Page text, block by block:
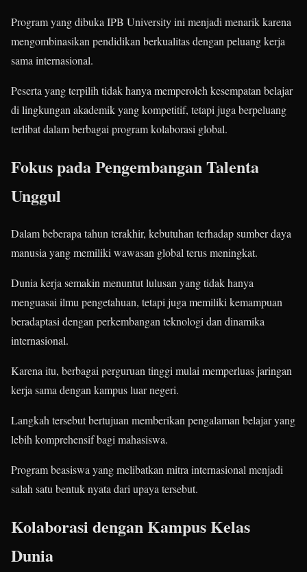
Program yang dibuka IPB University ini menjadi menarik karena
mengombinasikan pendidikan berkualitas dengan peluang kerja
sama internasional.
Peserta yang terpilih tidak hanya memperoleh kesempatan belajar
di lingkungan akademik yang kompetitif, tetapi juga berpeluang
terlibat dalam berbagai program kolaborasi global.
Fokus pada Pengembangan Talenta
Unggul
Dalam beberapa tahun terakhir, kebutuhan terhadap sumber daya
manusia yang memiliki wawasan global terus meningkat.
Dunia kerja semakin menuntut lulusan yang tidak hanya
menguasai ilmu pengetahuan, tetapi juga memiliki kemampuan
beradaptasi dengan perkembangan teknologi dan dinamika
internasional.
Karena itu, berbagai perguruan tinggi mulai memperluas jaringan
kerja sama dengan kampus luar negeri.
Langkah tersebut bertujuan memberikan pengalaman belajar yang
lebih komprehensif bagi mahasiswa.
Program beasiswa yang melibatkan mitra internasional menjadi
salah satu bentuk nyata dari upaya tersebut.
Kolaborasi dengan Kampus Kelas
Dunia